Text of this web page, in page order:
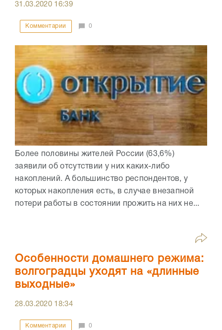
31.03.2020 16:39
Комментарии 0
Более половины жителей России (63,6%)
заявили об отсутствии у них каких-либо
накоплений. А большинство респондентов, у
которых накопления есть, в случае внезапной
потери работы в состоянии прожить на них не...
Особенности домашнего режима:
волгоградцы уходят на «длинные
выходные»
28.03.2020 18:34
Комментарии 0